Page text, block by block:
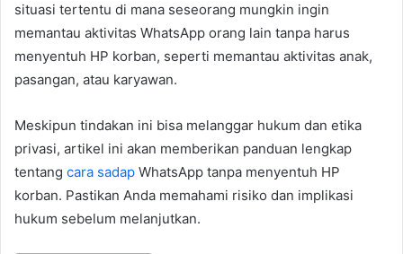
situasi tertentu di mana seseorang mungkin ingin
memantau aktivitas WhatsApp orang lain tanpa harus
menyentuh HP korban, seperti memantau aktivitas anak,
pasangan, atau karyawan.
Meskipun tindakan ini bisa melanggar hukum dan etika
privasi, artikel ini akan memberikan panduan lengkap
tentang cara sadap WhatsApp tanpa menyentuh HP
korban. Pastikan Anda memahami risiko dan implikasi
hukum sebelum melanjutkan.